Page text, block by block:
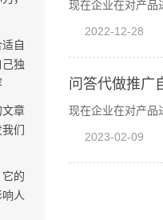
自
独
文章
们
的
人
现在企业在对产品
2022-12-28
问答代做推广
现在企业在对产品
2023-02-09